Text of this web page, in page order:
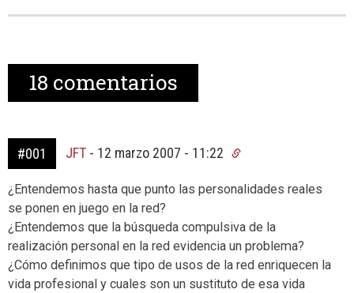
18 comentarios
#001 JFT - 12 marzo 2007 - 11:22
¿Entendemos hasta que punto las personalidades reales
se ponen en juego en la red?
¿Entendemos que la búsqueda compulsiva de la
realización personal en la red evidencia un problema?
¿Cómo definimos que tipo de usos de la red enriquecen la
vida profesional y cuales son un sustituto de esa vida